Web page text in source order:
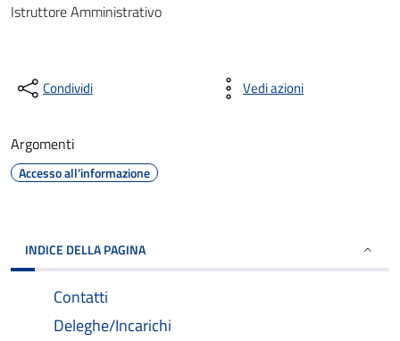
Istruttore Amministrativo
Condividi Vedi azioni
Argomenti
Accesso all'informazione
INDICE DELLA PAGINA
Contatti
Deleghe/Incarichi